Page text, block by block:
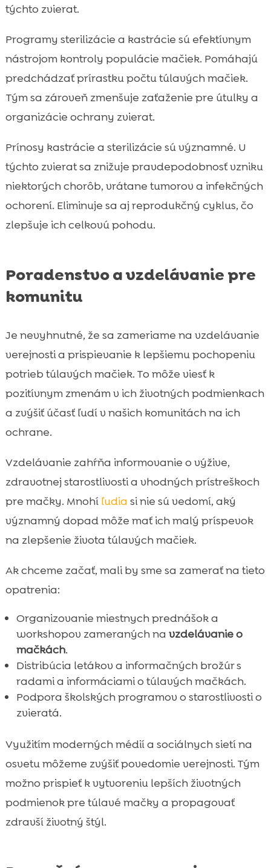
týchto zvierat.
Programy sterilizácie a kastrácie sú efektívnym
nástrojom kontroly populácie mačiek. Pomáhajú
predchádzať prírastku počtu túlavých mačiek.
Tým sa zároveň zmenšuje zaťaženie pre útulky a
organizácie ochrany zvierat.
Prínosy kastrácie a sterilizácie sú významné. U
týchto zvierat sa znižuje pravdepodobnosť vzniku
niektorých chorôb, vrátane tumorov a infekčných
ochorení. Eliminuje sa aj reprodukčný cyklus, čo
zlepšuje ich celkovú pohodu.
Poradenstvo a vzdelávanie pre
komunitu
Je nevyhnutné, že sa zameriame na vzdelávanie
verejnosti a prispievanie k lepšiemu pochopeniu
potrieb túlavých mačiek. To môže viesť k
pozitívnym zmenám v ich životných podmienkach
a zvýšiť účasť ľudí v našich komunitách na ich
ochrane.
Vzdelávanie zahŕňa informovanie o výžive,
zdravotnej starostlivosti a vhodných prístreškoch
pre mačky. Mnohí ľudia si nie sú vedomí, aký
významný dopad môže mať ich malý príspevok
na zlepšenie života túlavých mačiek.
Ak chceme začať, mali by sme sa zamerať na tieto
opatrenia:
Organizovanie miestnych prednášok a
workshopov zameraných na vzdelávanie o
mačkách.
Distribúcia letákov a informačných brožúr s
radami a informáciami o túlavých mačkách.
Podpora školských programov o starostlivosti o
zvieratá.
Využitím moderných médií a sociálnych sietí na
osvetu môžeme zvýšiť povedomie verejnosti. Tým
možno prispieť k vytvoreniu lepších životných
podmienok pre túlavé mačky a propagovať
zdravší životný štýl.